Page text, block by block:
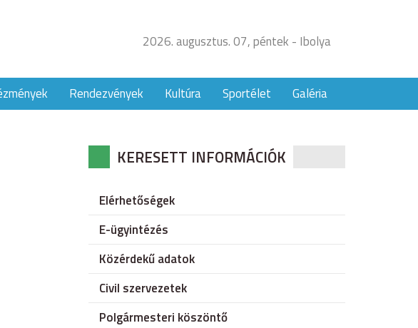
2026. augusztus. 07, péntek - Ibolya
Rendezvények Kultúra Sportélet Galéria
KERESETT INFORMÁCIÓK
Elérhetőségek
E-ügyintézés
Közérdekű adatok
Civil szervezetek
Polgármesteri köszöntő